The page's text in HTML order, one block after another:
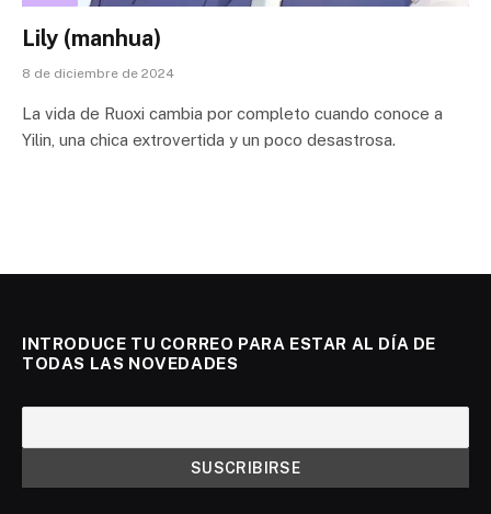
Lily (manhua)
8 de diciembre de 2024
La vida de Ruoxi cambia por completo cuando conoce a
Yilin, una chica extrovertida y un poco desastrosa.
INTRODUCE TU CORREO PARA ESTAR AL DÍA DE
TODAS LAS NOVEDADES